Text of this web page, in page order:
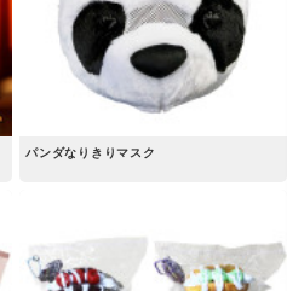
パンダなりきりマスク